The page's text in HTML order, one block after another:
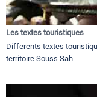
Les textes touristiques
Differents textes
territoire Souss Sah